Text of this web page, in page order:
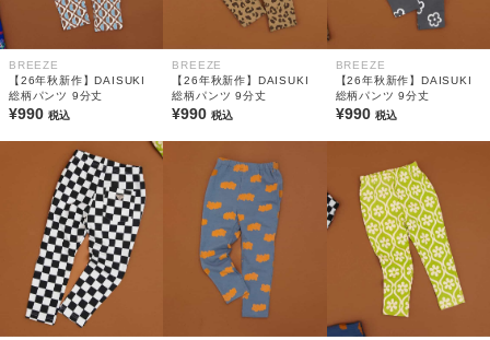
BREEZE
【26年秋新作】DAISUKI
総柄パンツ 9分丈
¥990 税込
BREEZE
【26年秋新作】DAISUKI
総柄パンツ 9分丈
¥990税込
BREEZE
【26年秋新作】DAISUKI
総柄パンツ 9分丈
¥990 税込